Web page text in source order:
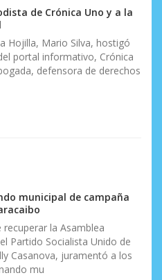
de Crónica Uno y a la
Hojilla, Mario Silva, hostigó
portal informativo, Crónica
defensora de derechos
municipal de campaña
la Asamblea
Partido Socialista Unido de
Casanova, juramentó a los
mu